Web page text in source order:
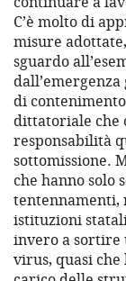
C’è molto di
misure
sguardo
di
dittatoriale che
responsabilità
sottomissione.
che hanno solo
tentennamenti,
istituzioni
invero a sortire
virus, quasi